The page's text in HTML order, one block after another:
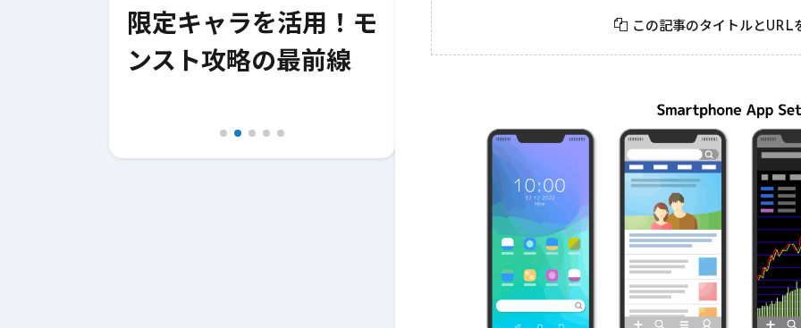
限定キャラを活用！モ
ンスト攻略の最前線
モンスト攻略に役立
つ！おすすめパーティ
絶対に知っ
モンスト攻
ク10選
この記事のタイトルとURL